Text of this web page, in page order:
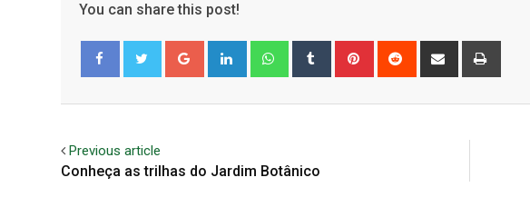
You can share this post!
Google+ LinkedIn WhatsappTumblr Pinterest Reddit
Share
Previous article
Conheça as trilhas do Jardim Botânico